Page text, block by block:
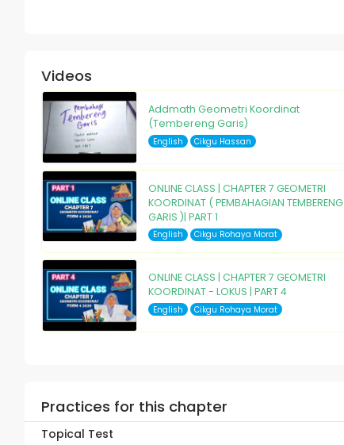
Videos
Addmath Geometri Koordinat
(Tembereng Garis)
English Cikgu Hassan
ONLINE CLASS | CHAPTER 7 GEOMETRI
KOORDINAT ( PEMBAHAGIAN TEMBERENG
GARIS )| PART 1
English Cikgu Rohaya Morat
ONLINE CLASS | CHAPTER 7 GEOMETRI
KOORDINAT - LOKUS | PART 4
English Cikgu Rohaya Morat
Practices for this chapter
Topical Test